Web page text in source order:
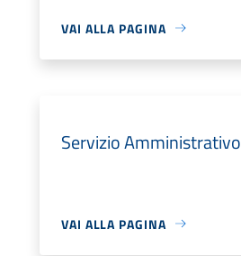
VAI ALLA PAGINA
Servizio Amministrativo
VAI ALLA PAGINA